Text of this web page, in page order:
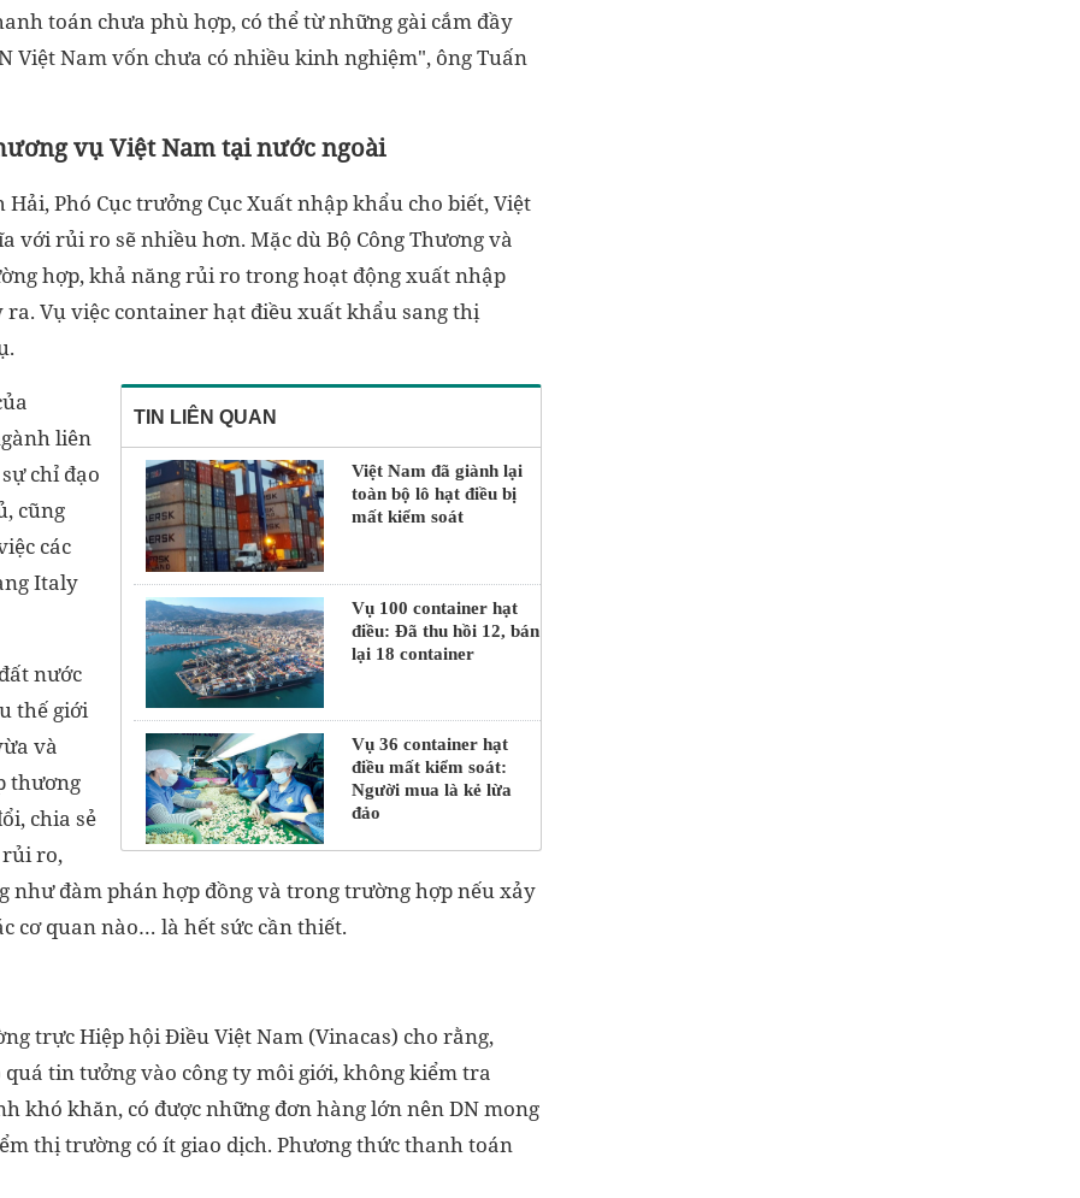
toán chưa phù hợp, có thể từ những gài cắm đầy
Việt Nam vốn chưa có nhiều kinh nghiệm", ông Tuấn
vụ Việt Nam tại nước ngoài
Phó Cục trưởng Cục Xuất nhập khẩu cho biết, Việt
với rủi ro sẽ nhiều hơn. Mặc dù Bộ Công Thương và
hợp, khả năng rủi ro trong hoạt động xuất nhập
Vụ việc container hạt điều xuất khẩu sang thị
TIN LIÊN QUAN
Việt Nam đã giành lại
toàn bộ lô hạt điều bị
mất kiểm soát
Vụ 100 container hạt
điều: Đã thu hồi 12, bán
lại 18 container
Vụ 36 container hạt
điều mất kiểm soát:
Người mua là kẻ lừa
đảo
liên
chỉ đạo
cũng
các
Italy
nước
thế giới
và
thương
chia sẻ
rủi ro,
như đàm phán hợp đồng và trong trường hợp nếu xảy
cơ quan nào… là hết sức cần thiết.
trực Hiệp hội Điều Việt Nam (Vinacas) cho rằng,
tin tưởng vào công ty môi giới, không kiểm tra
khó khăn, có được những đơn hàng lớn nên DN mong
thị trường có ít giao dịch. Phương thức thanh toán